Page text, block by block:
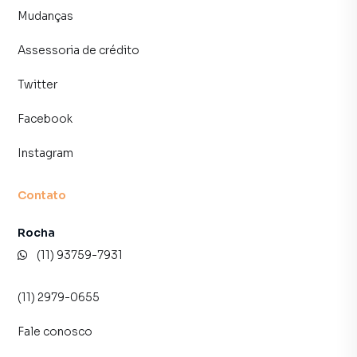
consequência uma maior chance de vender ou alugar seu
programadores, corretores treinados e uma central de
inquilinos.
Mudanças
Assessoria de crédito
Twitter
Facebook
Instagram
Contato
Rocha
(11) 93759-7931
(11) 2979-0655
Fale conosco